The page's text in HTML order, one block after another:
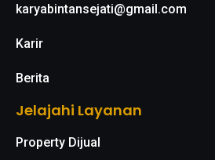
karyabintansejati@gmail.com
Karir
Berita
Jelajahi Layanan
Property Dijual